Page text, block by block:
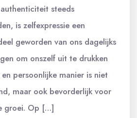
steeds
is zelfexpressie een
geworden van ons dagelijks
om onszelf uit te drukken
persoonlijke manier is niet
maar ook bevorderlijk voor
groei. Op […]